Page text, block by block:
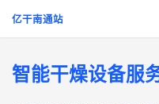
亿干南通站
智能干燥设备服